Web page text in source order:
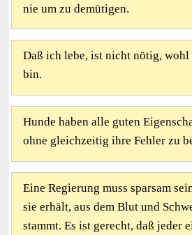
nie um zu demütigen.
Daß ich lebe, ist nicht nötig, wohl
bin.
Hunde haben alle guten
ohne gleichzeitig ihre Fehler zu
Eine Regierung muss sparsam
sie erhält, aus dem Blut und
stammt. Es ist gerecht, daß jeder